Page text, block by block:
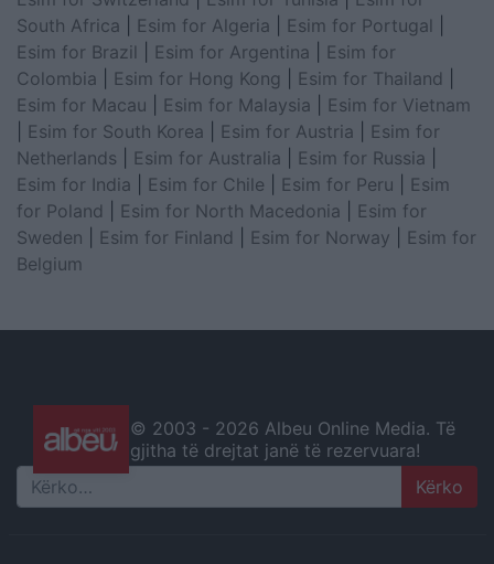
South Africa
Esim for Algeria Esim for Portugal
Esim for Brazil
Esim for Argentina
Esim for
Colombia
Esim for Hong Kong Esim for Thailand
Esim for Macau
Esim for Malaysia
Esim for Vietnam
Esim for South Korea Esim for Austria
Esim for
Netherlands
Esim for Australia Esim for Russia
Esim for India
Esim for Chile Esim for Peru
Esim
for Poland
Esim for North Macedonia
Esim for
Sweden
Esim for Finland Esim for Norway
Esim for
Belgium
© 2003 - 2026 Albeu Online Media. Të
gjitha të drejtat janë të rezervuara!
Search